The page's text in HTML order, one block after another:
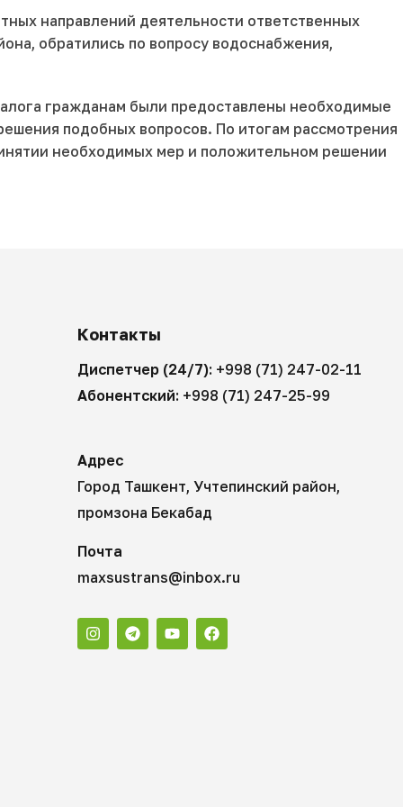
направлений деятельности ответственных
обратились по вопросу водоснабжения,
гражданам были предоставлены необходимые
подобных вопросов. По итогам рассмотрения
необходимых мер и положительном решении
Контакты
Диспетчер (24/7): +998 (71) 247-02-11
Абонентский: +998 (71) 247-25-99
Адрес
Город Ташкент, Учтепинский район,
промзона Бекабад
Почта
maxsustrans@inbox.ru